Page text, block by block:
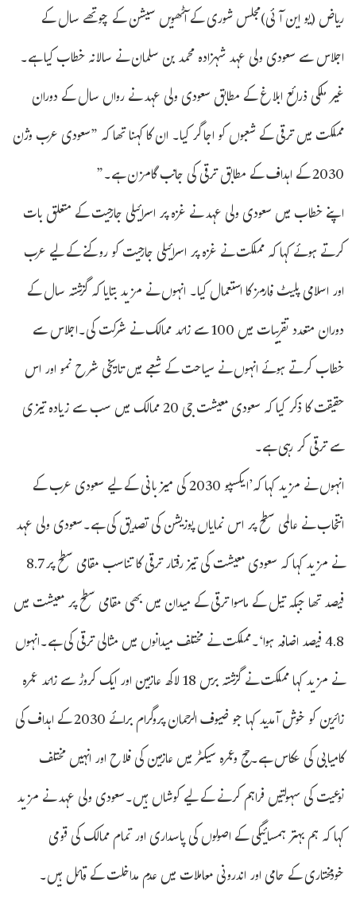
ریاض (یو این آئی)مجلس شوری کے آٹھویں سیشن کے چوتھے سال کے
اجلاس سے سعودی ولی عہد شہزادہ محمد بن سلمان نے سالانہ خطاب کیا ہے۔
غیر ملکی ذرائع ابلاغ کے مطابق سعودی ولی عہد نے رواں سال کے دوران
مملکت میں ترقی کے شعبوں کو اجاگر کیا۔ ان کا کہنا تھا کہ ”سعودی عرب وژن
2030 کے اہداف کے مطابق ترقی کی جانب گامزن ہے۔”
اپنے خطاب میں سعودی ولی عہد نے غزہ پر اسرائیلی جارحیت کے متعلق بات
کرتے ہوئے کہا کہ مملکت نے غزہ پر اسرائیلی جارحیت کو روکنے کے لیے عرب
اور اسلامی پلیٹ فارمز کا استعمال کیا۔ انہوں نے مزید بتایا کہ گزشتہ سال کے
دوران متعدد تقریبات میں 100 سے زائد ممالک نے شرکت کی۔اجلاس سے
خطاب کرتے ہوئے انہوں نے سیاحت کے شعبے میں تاریخی شرح نمو اور اس
حقیقت کا ذکر کیا کہ سعودی معیشت جی 20 ممالک میں سب سے زیادہ تیزی
سے ترقی کر رہی ہے۔
انہوں نے مزید کہا کہ’ایکسپو 2030 کی میزبانی کے لیے سعودی عرب کے
انتخاب نے عالمی سطح پر اس نمایاں پوزیشن کی تصدیق کی ہے۔سعودی ولی عہد
نے مزید کہا کہ سعودی معیشت کی تیز رفتار ترقی کا تناسب مقامی سطح پر 8.7
فیصد تھا جبکہ تیل کے ماسوا ترقی کے میدان میں بھی مقامی سطح پر معیشت میں
4.8 فیصد اضافہ ہوا‘۔مملکت نے مختلف میدانوں میں مثالی ترقی کی ہے۔انہوں
نے مزید کہا مملکت نے گزشتہ برس 18 لاکھ عازمین اور ایک کروڑ سے زائد عمرہ
زائرین کو خوش آمدید کہا جو ضیوف الرحمان پروگرام برائے 2030 کے اہداف کی
کامیابی کی عکاس ہے۔حج وعمرہ سیکٹر میں عازمین کی فلاح اور انہیں مختلف
نوعیت کی سہولتیں فراہم کرنے کے لیے کوشاں ہیں۔سعودی ولی عہد نے مزید
کہا کہ ہم بہتر ہمسائیگی کے اصولوں کی پاسداری اور تمام ممالک کی قومی
خودمختاری کے حامی اور اندرونی معاملات میں عدم مداخلت کے قائل ہیں۔